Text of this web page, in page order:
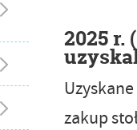
2025 r.
zakup